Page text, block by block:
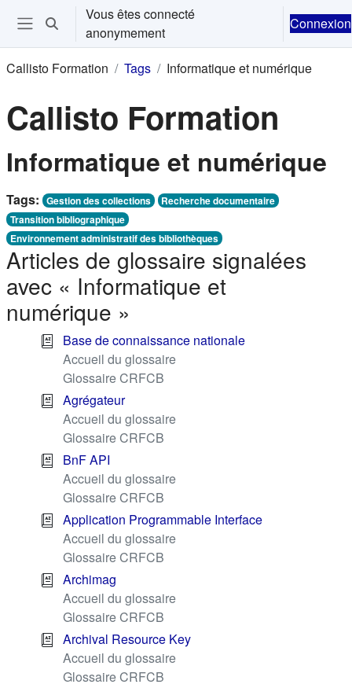
Passer au contenu principal
Ouvrir le menu de navigation
Activer/désactiver la saisie de recherche
Vous êtes connecté
anonymement
Connexion
Callisto Formation Tags Informatique et numérique
Callisto Formation
Informatique et numérique
Tags: Gestion des collections
Recherche documentaire
Transition bibliographique
Environnement administratif des bibliothèques
Articles de glossaire signalées
avec « Informatique et
numérique »
Base de connaissance nationale
Accueil du glossaire
Glossaire CRFCB
Agrégateur
Accueil du glossaire
Glossaire CRFCB
BnF API
Accueil du glossaire
Glossaire CRFCB
Application Programmable Interface
Accueil du glossaire
Glossaire CRFCB
Archimag
Accueil du glossaire
Glossaire CRFCB
Archival Resource Key
Accueil du glossaire
Glossaire CRFCB